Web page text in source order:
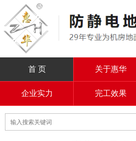
首 页 关于惠华
企业实力 完工效果